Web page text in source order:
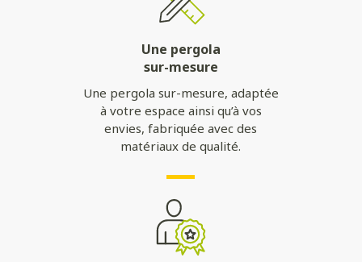
Une pergola
sur-mesure
Une pergola sur-mesure, adaptée
à votre espace ainsi qu’à vos
envies, fabriquée avec des
matériaux de qualité.